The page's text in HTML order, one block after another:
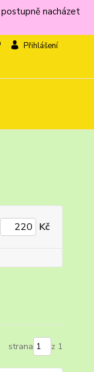
nacházet
Přihlášení
Kč
strana z 1